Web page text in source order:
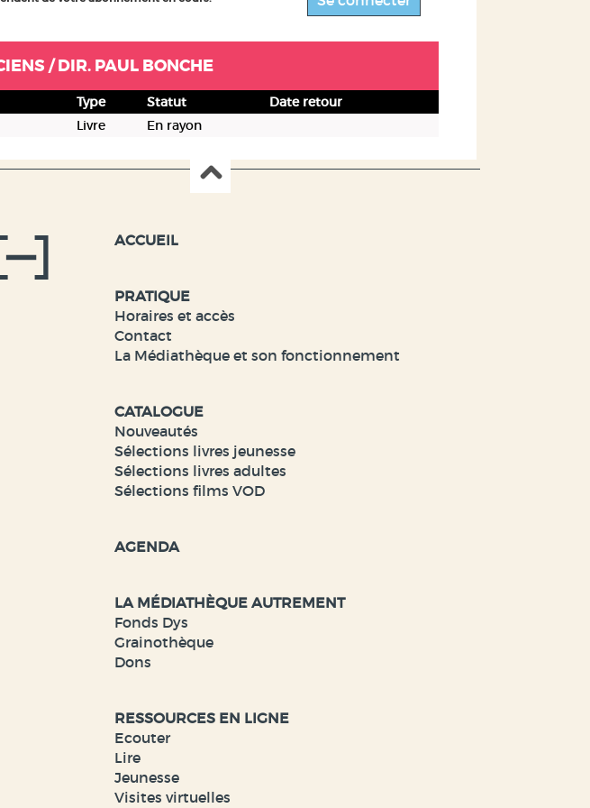
/ DIR. PAUL BONCHE
Type Statut
Date retour
Livre En rayon
ACCUEIL
PRATIQUE
Horaires et accès
Contact
La Médiathèque et son fonctionnement
CATALOGUE
Nouveautés
Sélections livres jeunesse
Sélections livres adultes
Sélections films VOD
AGENDA
LA MÉDIATHÈQUE AUTREMENT
Fonds Dys
Grainothèque
Dons
RESSOURCES EN LIGNE
Ecouter
Lire
Jeunesse
Visites virtuelles